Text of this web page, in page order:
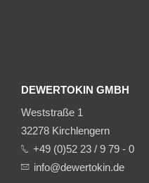
DEWERTOKIN GMBH
Weststraße 1
32278 Kirchlengern
+49 (0)52 23 / 9 79 - 0
info@dewertokin.de